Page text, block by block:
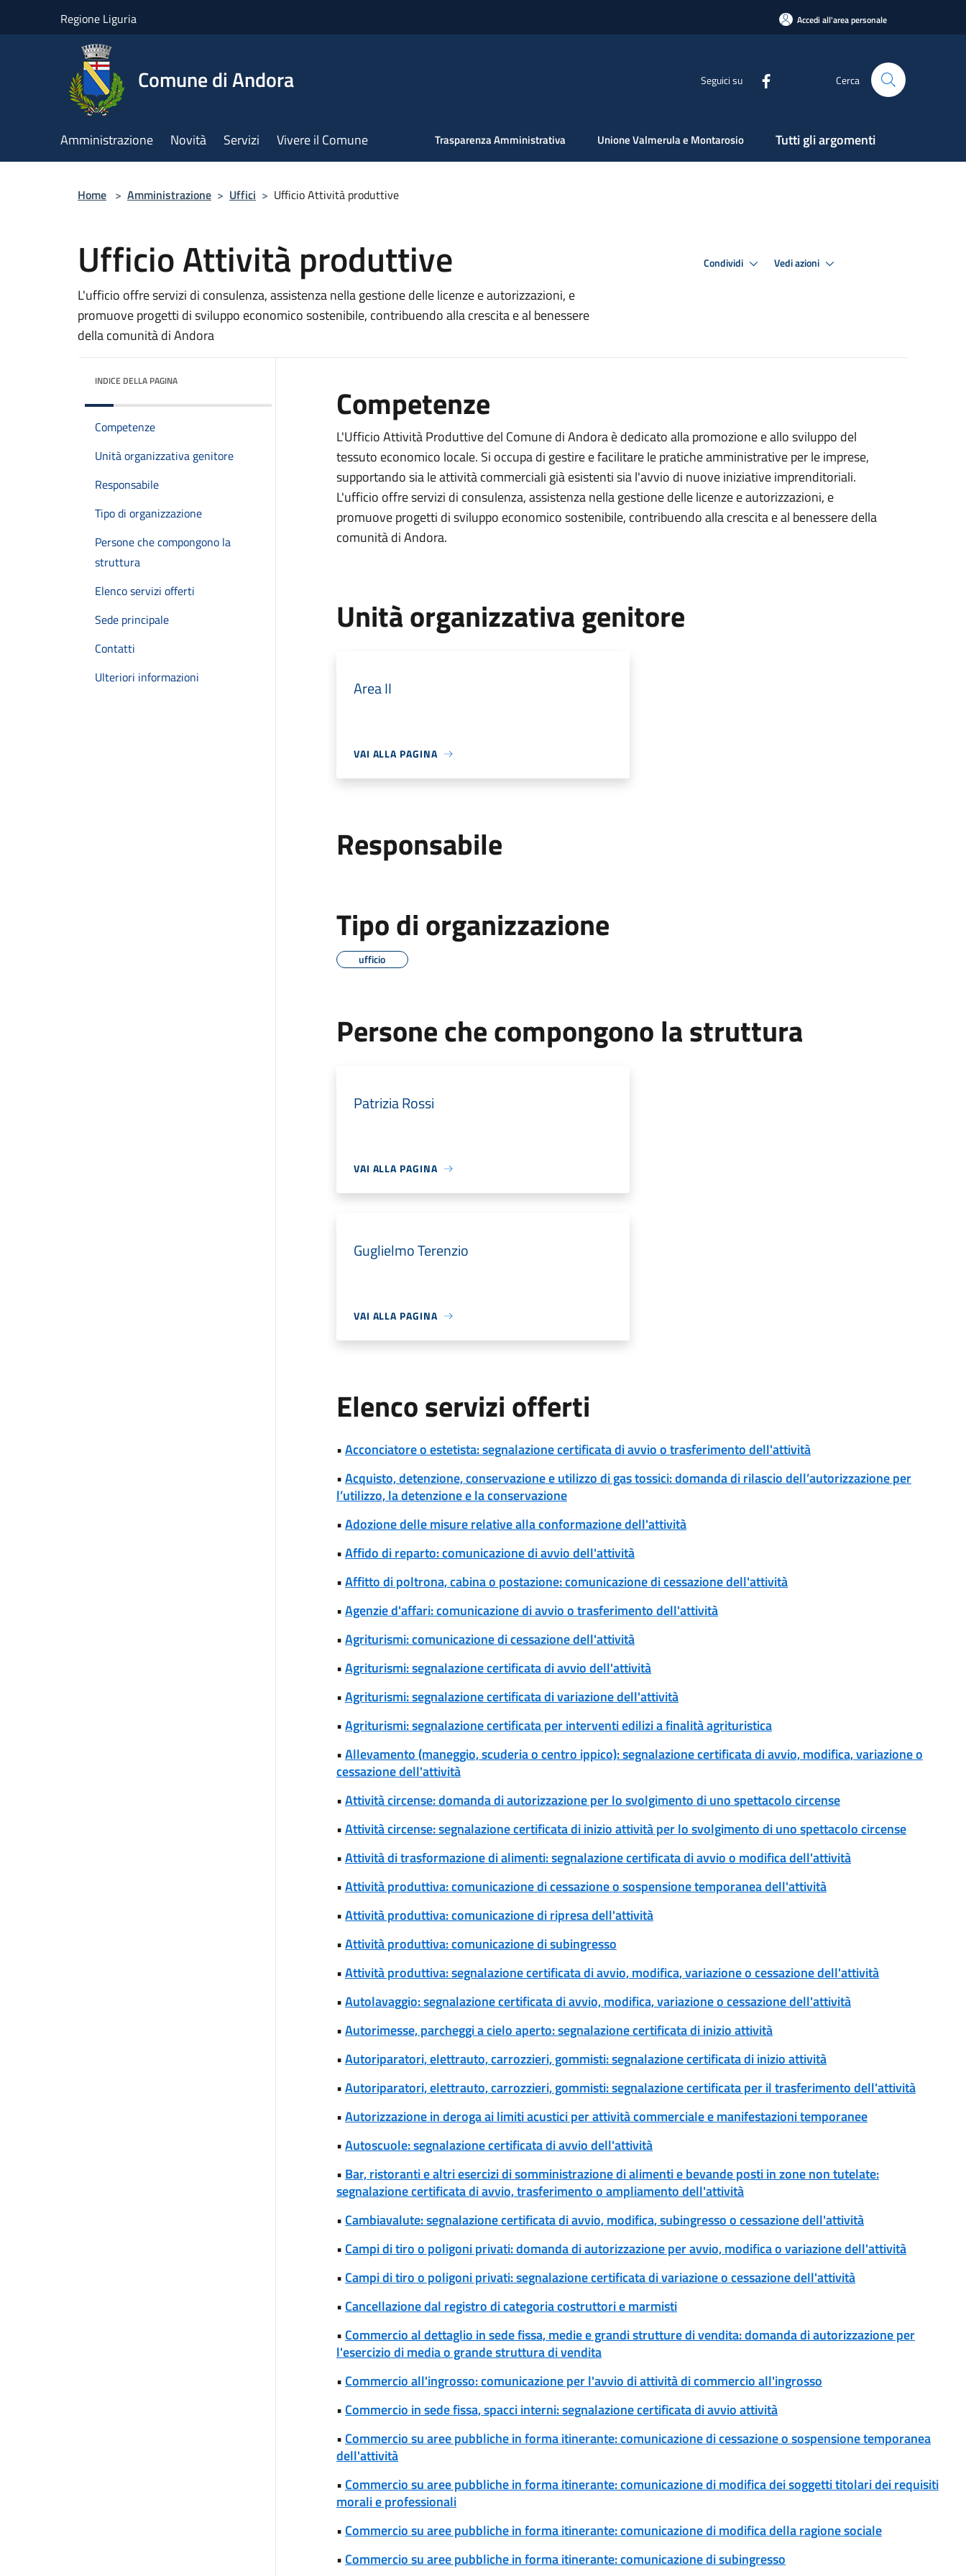
Regione Liguria Accedi all'area personale
Comune di Andora Seguici su Cerca
Amministrazione Novità Servizi Vivere il Comune Trasparenza Amministrativa Unione Valmerula e Montarosio Tutti gli argomenti
Home > Amministrazione > Uffici > Ufficio Attività produttive
Ufficio Attività produttive
L'ufficio offre servizi di consulenza, assistenza nella gestione delle licenze e autorizzazioni, e
promuove progetti di sviluppo economico sostenibile, contribuendo alla crescita e al benessere
della comunità di Andora
Condividi Vedi azioni
INDICE DELLA PAGINA
Competenze
Unità organizzativa genitore
Responsabile
Tipo di organizzazione
Persone che compongono la
struttura
Elenco servizi offerti
Sede principale
Contatti
Ulteriori informazioni
Competenze
L'Ufficio Attività Produttive del Comune di Andora è dedicato alla promozione e allo sviluppo del
tessuto economico locale. Si occupa di gestire e facilitare le pratiche amministrative per le imprese,
supportando sia le attività commerciali già esistenti sia l'avvio di nuove iniziative imprenditoriali.
L'ufficio offre servizi di consulenza, assistenza nella gestione delle licenze e autorizzazioni, e
promuove progetti di sviluppo economico sostenibile, contribuendo alla crescita e al benessere della
comunità di Andora.
Unità organizzativa genitore
Area II
VAI ALLA PAGINA
Responsabile
Tipo di organizzazione
ufficio
Persone che compongono la struttura
Patrizia Rossi
VAI ALLA PAGINA
Guglielmo Terenzio
VAI ALLA PAGINA
Elenco servizi offerti
•Acconciatore o estetista: segnalazione certificata di avvio o trasferimento dell'attività
•Acquisto, detenzione, conservazione e utilizzo di gas tossici: domanda di rilascio dell’autorizzazione per
l’utilizzo, la detenzione e la conservazione
•Adozione delle misure relative alla conformazione dell'attività
•Affido di reparto: comunicazione di avvio dell'attività
•Affitto di poltrona, cabina o postazione: comunicazione di cessazione dell'attività
•Agenzie d'affari: comunicazione di avvio o trasferimento dell'attività
•Agriturismi: comunicazione di cessazione dell'attività
•Agriturismi: segnalazione certificata di avvio dell'attività
•Agriturismi: segnalazione certificata di variazione dell'attività
•Agriturismi: segnalazione certificata per interventi edilizi a finalità agrituristica
•Allevamento (maneggio, scuderia o centro ippico): segnalazione certificata di avvio, modifica, variazione o
cessazione dell'attività
•Attività circense: domanda di autorizzazione per lo svolgimento di uno spettacolo circense
•Attività circense: segnalazione certificata di inizio attività per lo svolgimento di uno spettacolo circense
•Attività di trasformazione di alimenti: segnalazione certificata di avvio o modifica dell'attività
•Attività produttiva: comunicazione di cessazione o sospensione temporanea dell'attività
•Attività produttiva: comunicazione di ripresa dell'attività
•Attività produttiva: comunicazione di subingresso
•Attività produttiva: segnalazione certificata di avvio, modifica, variazione o cessazione dell'attività
•Autolavaggio: segnalazione certificata di avvio, modifica, variazione o cessazione dell'attività
•Autorimesse, parcheggi a cielo aperto: segnalazione certificata di inizio attività
•Autoriparatori, elettrauto, carrozzieri, gommisti: segnalazione certificata di inizio attività
•Autoriparatori, elettrauto, carrozzieri, gommisti: segnalazione certificata per il trasferimento dell'attività
•Autorizzazione in deroga ai limiti acustici per attività commerciale e manifestazioni temporanee
•Autoscuole: segnalazione certificata di avvio dell'attività
• Bar, ristoranti e altri esercizi di somministrazione di alimenti e bevande posti in zone non tutelate:
segnalazione certificata di avvio, trasferimento o ampliamento dell'attività
• Cambiavalute: segnalazione certificata di avvio, modifica, subingresso o cessazione dell'attività
• Campi di tiro o poligoni privati: domanda di autorizzazione per avvio, modifica o variazione dell'attività
• Campi di tiro o poligoni privati: segnalazione certificata di variazione o cessazione dell'attività
• Cancellazione dal registro di categoria costruttori e marmisti
• Commercio al dettaglio in sede fissa, medie e grandi strutture di vendita: domanda di autorizzazione per
l'esercizio di media o grande struttura di vendita
• Commercio all'ingrosso: comunicazione per l'avvio di attività di commercio all'ingrosso
• Commercio in sede fissa, spacci interni: segnalazione certificata di avvio attività
• Commercio su aree pubbliche in forma itinerante: comunicazione di cessazione o sospensione temporanea
dell'attività
• Commercio su aree pubbliche in forma itinerante: comunicazione di modifica dei soggetti titolari dei requisiti
morali e professionali
• Commercio su aree pubbliche in forma itinerante: comunicazione di modifica della ragione sociale
• Commercio su aree pubbliche in forma itinerante: comunicazione di subingresso